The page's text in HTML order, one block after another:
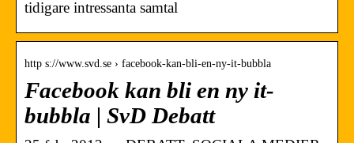
tidigare intressanta samtal
http s://www.svd.se › facebook-kan-bli-en-ny-it-bubbla
Facebook kan bli en ny it-
bubbla | SvD Debatt